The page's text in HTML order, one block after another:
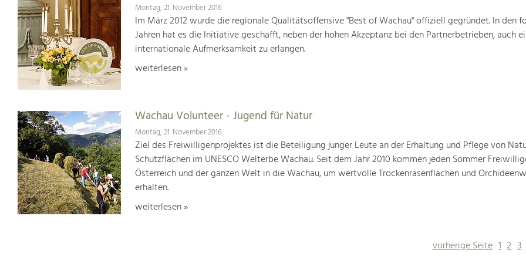
Montag, 21. November 2016
Im März 2012 wurde die regionale Qualitätsoffensive "Best of Wachau" offiziell gegründet. In den
Jahren hat es die Initiative geschafft, neben der hohen Akzeptanz bei den Partnerbetrieben, auch
internationale Aufmerksamkeit zu erlangen.
weiterlesen »
Wachau Volunteer - Jugend für Natur
Montag, 21. November 2016
Ziel des Freiwilligenprojektes ist die Beteiligung junger Leute an der Erhaltung und Pflege von
Schutzflächen im UNESCO Welterbe Wachau. Seit dem Jahr 2010 kommen jeden Sommer
Österreich und der ganzen Welt in die Wachau, um wertvolle Trockenrasenflächen und
erhalten.
weiterlesen »
vorherige Seite 1 2 3